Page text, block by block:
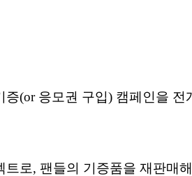
(or 응모권 구입) 캠페인을
로, 팬들의 기증품을 재판매